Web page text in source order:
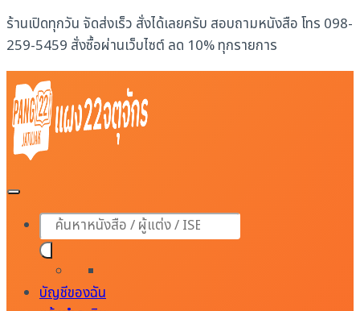
Skip
to
content
ร้านเปิดทุกวัน จัดส่งเร็ว สั่งได้เลยครับ สอบถามหนังสือ โทร 098-
259-5459 สั่งซื้อผ่านเว็บไซต์ ลด 10% ทุกรายการ
Products
search
บัญชีของฉัน